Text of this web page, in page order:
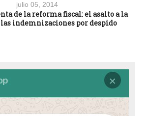
julio 05, 2014
de la reforma fiscal: el asalto a la
indemnizaciones por despido